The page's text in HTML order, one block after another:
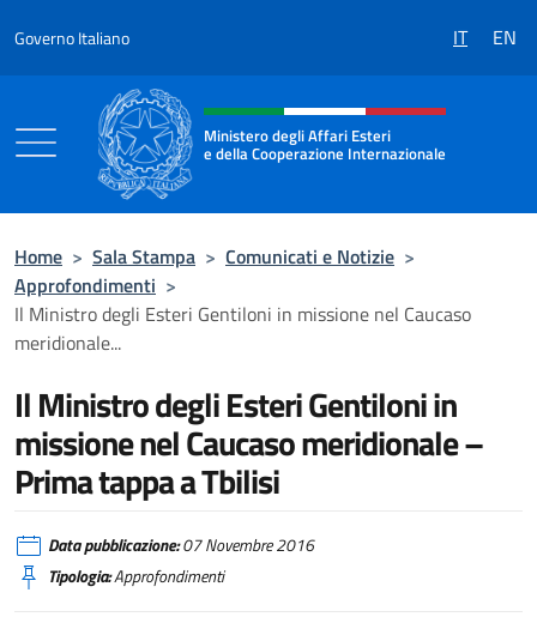
Governo Italiano IT EN
Intestazione sito, social e menù
Ministero degli Affari Esteri
e della Cooperazione Internazionale
Home > Sala Stampa > Comunicati e Notizie >
Approfondimenti >
Il Ministro degli Esteri Gentiloni in missione nel Caucaso
meridionale...
Il Ministro degli Esteri Gentiloni in
missione nel Caucaso meridionale –
Prima tappa a Tbilisi
Data pubblicazione:07 Novembre 2016
Tipologia:Approfondimenti